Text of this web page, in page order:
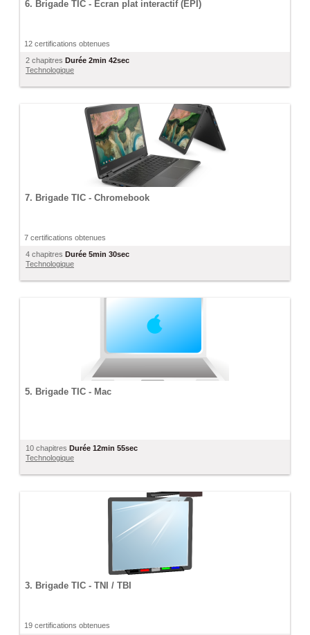
6. Brigade TIC - Écran plat interactif (EPI)
12 certifications obtenues
2 chapitres Durée 2min 42sec
Technologique
7. Brigade TIC - Chromebook
7 certifications obtenues
4 chapitres Durée 5min 30sec
Technologique
5. Brigade TIC - Mac
10 chapitres Durée 12min 55sec
Technologique
3. Brigade TIC - TNI / TBI
19 certifications obtenues